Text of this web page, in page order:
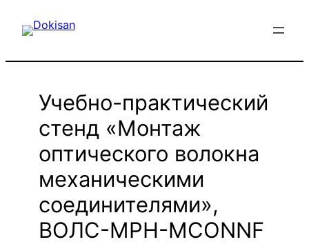
Учебно-практический
стенд «Монтаж
оптического волокна
механическими
соединителями»,
ВОЛС-МРН-MCONNF